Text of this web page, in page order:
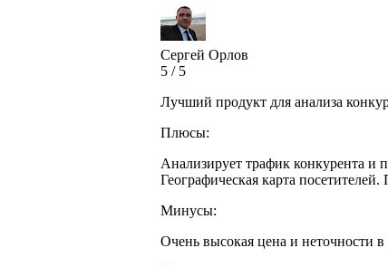
Сергей Орлов
5 / 5
Лучший продукт для анализа
Плюсы:
Анализирует трафик конкурента и
Географическая карта
Минусы:
Очень высокая цена и неточности